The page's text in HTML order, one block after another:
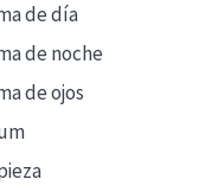
de día
de noche
de ojos